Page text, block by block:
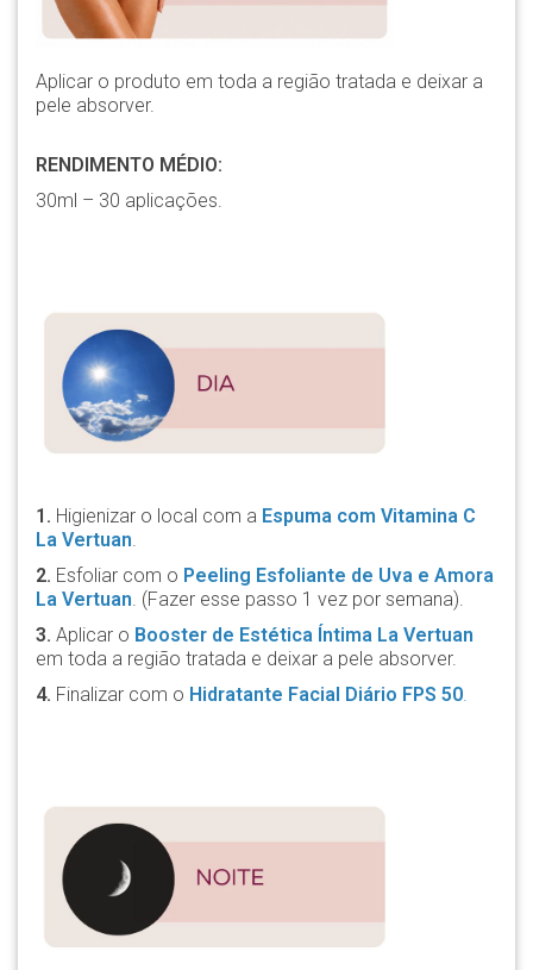
Aplicar o produto em toda a região tratada e deixar a
pele absorver.
RENDIMENTO MÉDIO:
30ml – 30 aplicações.
1. Higienizar o local com a Espuma com Vitamina C
La Vertuan
2. Esfoliar com o Peeling Esfoliante de Uva e Amora
La Vertuan . (Fazer esse passo 1 vez por semana).
3. Aplicar o Booster de Estética Íntima La Vertuan
em toda a região tratada e deixar a pele absorver.
4. Finalizar com o Hidratante Facial Diário FPS 50